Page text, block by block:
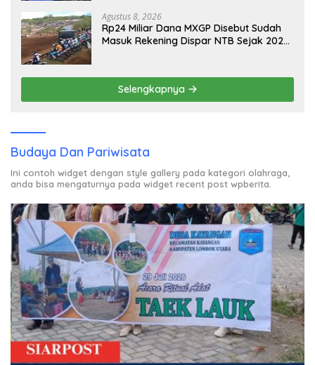
Agustus 8, 2026
Rp24 Miliar Dana MXGP Disebut Sudah
Masuk Rekening Dispar NTB Sejak 2024,
Selengkapnya
Budaya Dan Pariwisata
Ini contoh widget dengan style gallery pada kategori olahraga,
anda bisa mengaturnya pada widget recent post wpberita.